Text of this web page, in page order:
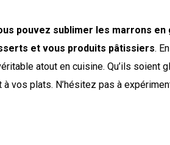
pouvez sublimer les marrons
et vous produits pâtissiers.
atout en cuisine. Qu’ils soient
vos plats. N’hésitez pas à